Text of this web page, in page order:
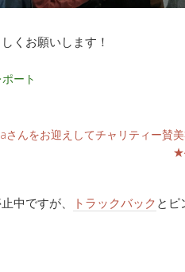
くお願いします！
ポート
んをお迎えしてチャリティー賛
中ですが、 トラックバック とピ